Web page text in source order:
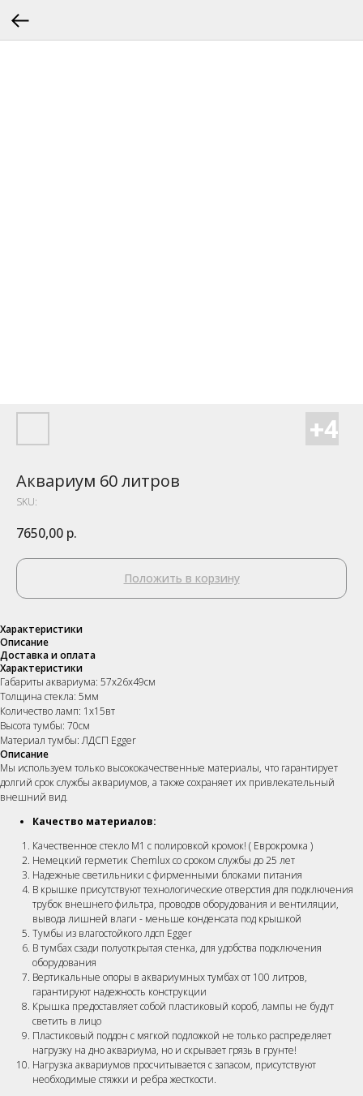
Аквариум 60 литров
SKU:
7650,00 р.
Положить в корзину
Характеристики
Описание
Доставка и оплата
Характеристики
Габариты аквариума: 57х26х49см
Толщина стекла: 5мм
Количество ламп: 1х15вт
Высота тумбы: 70см
Материал тумбы: ЛДСП Egger
Описание
Мы используем только высококачественные материалы, что гарантирует
долгий срок службы аквариумов, а также сохраняет их привлекательный
внешний вид.
Качество материалов:
Качественное стекло М1 с полировкой кромок! ( Еврокромка )
Немецкий герметик Chemlux со сроком службы до 25 лет
Надежные светильники c фирменными блоками питания
В крышке присутствуют технологические отверстия для подключения
трубок внешнего фильтра, проводов оборудования и вентиляции,
вывода лишней влаги - меньше конденсата под крышкой
Тумбы из влагостойкого лдсп Egger
В тумбах сзади полуоткрытая стенка, для удобства подключения
оборудования
Вертикальные опоры в аквариумных тумбах от 100 литров,
гарантируют надежность конструкции
Крышка предоставляет собой пластиковый короб, лампы не будут
светить в лицо
Пластиковый поддон с мягкой подложкой не только распределяет
нагрузку на дно аквариума, но и скрывает грязь в грунте!
Нагрузка аквариумов просчитывается с запасом, присутствуют
необходимые стяжки и ребра жесткости.